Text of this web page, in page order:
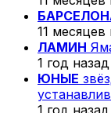
11 месяцев
ЛАМИН
1 год назад
ЮНЫЕ
1 год назад